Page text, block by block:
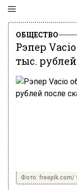
ОБЩЕСТВО
Рэпер
тыс.
Фото: freepik.com/